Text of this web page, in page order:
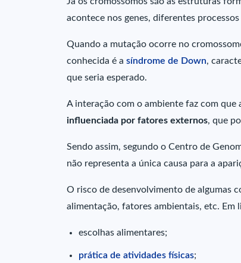
acontece nos genes, diferentes
Quando a mutação ocorre no
conhecida é a síndrome de Down,
que seria esperado.
A interação com o ambiente faz com que
influenciada por fatores externos, que
Sendo assim, segundo o Centro de
não representa a única causa para a
O risco de desenvolvimento de algumas
alimentação, fatores ambientais, etc. Em
escolhas alimentares;
prática de atividades físicas;